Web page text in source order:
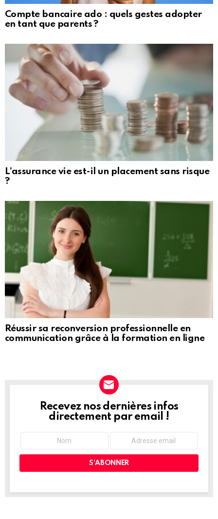
Compte bancaire ado : quels gestes adopter
en tant que parents ?
L’assurance vie est-il un placement sans risque
?
Réussir sa reconversion professionnelle en
communication grâce à la formation en ligne
NEWSLETTER
Recevez nos dernières infos
directement par email !